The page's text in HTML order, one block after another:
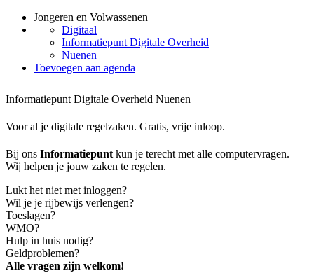
Jongeren en Volwassenen
Digitaal
Informatiepunt Digitale Overheid
Nuenen
Toevoegen aan agenda
Informatiepunt Digitale Overheid Nuenen
Voor al je digitale regelzaken. Gratis, vrije inloop.
Bij ons Informatiepunt kun je terecht met alle computervragen.
Wij helpen je jouw zaken te regelen.
Lukt het niet met inloggen?
Wil je je rijbewijs verlengen?
Toeslagen?
WMO?
Hulp in huis nodig?
Geldproblemen?
Alle vragen zijn welkom!